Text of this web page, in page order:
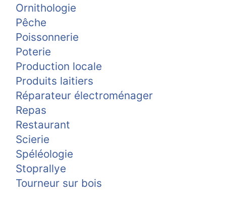
Ornithologie
Pêche
Poissonnerie
Poterie
Production locale
Produits laitiers
Réparateur électroménager
Repas
Restaurant
Scierie
Spéléologie
Stoprallye
Tourneur sur bois